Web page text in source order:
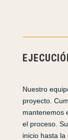
Nuestro
proyecto.
mantenemos
el proceso.
inicio hasta la